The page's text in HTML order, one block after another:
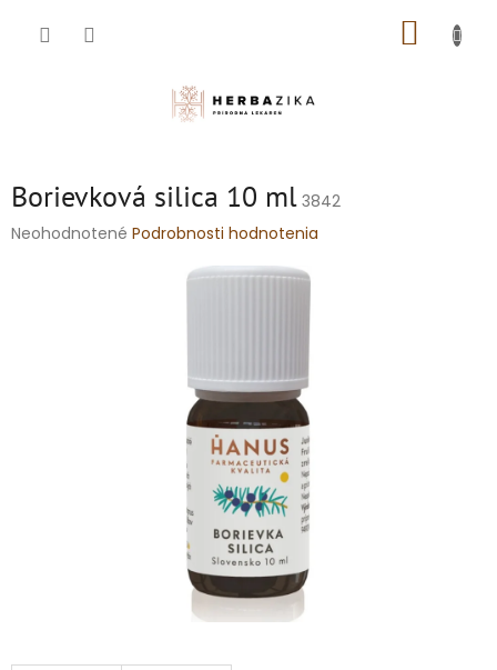
Borievková silica 10 ml 3842
Priemerné
Neohodnotené Podrobnosti hodnotenia